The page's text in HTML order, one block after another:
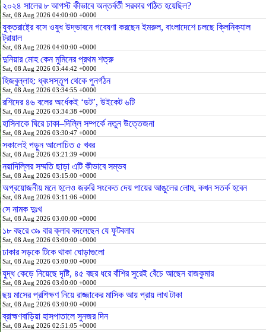
২০২৪ সালের ৮ আগস্ট কীভাবে অন্তর্বর্তী সরকার গঠিত হয়েছিল?
Sat, 08 Aug 2026 04:00:00 +0000
যুক্তরাষ্ট্রে বসে ওষুধ উদ্ভাবনে গবেষণা করছেন ইমরুল, বাংলাদেশে চলছে ক্লিনিক্যাল
ট্রায়াল
Sat, 08 Aug 2026 04:00:00 +0000
দুনিয়ার মোহ কেন মুমিনের প্রথম শত্রু
Sat, 08 Aug 2026 03:44:42 +0000
হিজবুল্লাহ: ধ্বংসস্তূপ থেকে পুনর্গঠন
Sat, 08 Aug 2026 03:34:55 +0000
রশিদের ৪৬ বলের অর্ধেকই ‘ডট’, উইকেট ৬টি
Sat, 08 Aug 2026 03:34:38 +0000
হাসিনাকে ঘিরে ঢাকা–দিল্লি সম্পর্কে নতুন উত্তেজনা
Sat, 08 Aug 2026 03:30:47 +0000
সকালেই পড়ুন আলোচিত ৫ খবর
Sat, 08 Aug 2026 03:21:39 +0000
নয়াদিল্লির সম্মতি ছাড়া এটি কীভাবে সম্ভব
Sat, 08 Aug 2026 03:15:00 +0000
অপ্রয়োজনীয় মনে হলেও জরুরি সংকেত দেয় পায়ের আঙুলের লোম, কখন সতর্ক হবেন
Sat, 08 Aug 2026 03:11:06 +0000
সে নামক দুঃখ
Sat, 08 Aug 2026 03:00:00 +0000
১৮ বছরে ৩৯ বার ক্লাব বদলেছেন যে ফুটবলার
Sat, 08 Aug 2026 03:00:00 +0000
ঢাকার সড়কে টিকে থাকা ঘোড়াগুলো
Sat, 08 Aug 2026 03:00:00 +0000
যুদ্ধ কেড়ে নিয়েছে দৃষ্টি, ৪৫ বছর ধরে বাঁশির সুরেই বেঁচে আছেন রাজকুমার
Sat, 08 Aug 2026 03:00:00 +0000
ছয় মাসের প্রশিক্ষণ নিয়ে রাজ্জাকের মাসিক আয় প্রায় লাখ টাকা
Sat, 08 Aug 2026 03:00:00 +0000
ব্রাহ্মণবাড়িয়া হাসপাতালে সুনজর দিন
Sat, 08 Aug 2026 02:51:05 +0000